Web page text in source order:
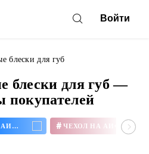
Войти
блески для губ
блески для губ —
покупателей
ДЕРЕВЯННЫЙ ЧЕХОЛ НА АЙФОН # ЧЕХОЛ НА АЙФОН 11